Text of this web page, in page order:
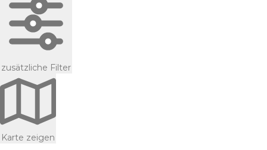
zusätzliche Filter
Karte zeigen